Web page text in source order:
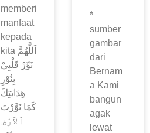
memberi
manfaat
kepada
kita اَللَّهُمَّ‭
*
sumber
gambar
dari
Bernam
a Kami
bangun
agak
lewat